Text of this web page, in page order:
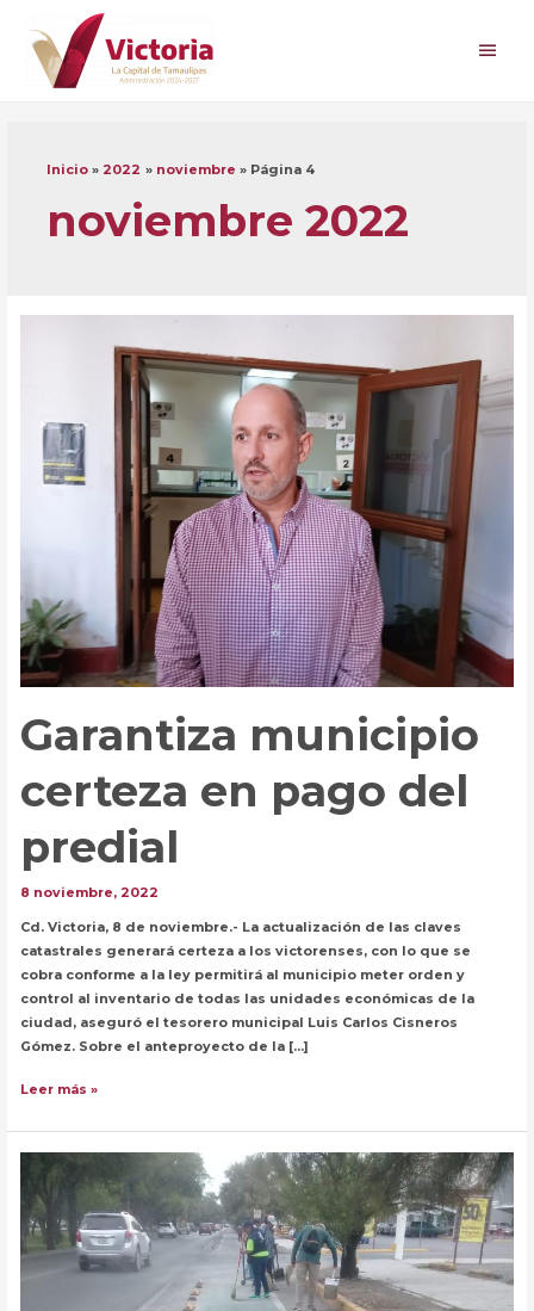
contenido
Inicio 2022 noviembre Página 4
noviembre 2022
Garantiza municipio
certeza en pago del
predial
8 noviembre, 2022
Cd. Victoria, 8 de noviembre.- La actualización de las claves
catastrales generará certeza a los victorenses, con lo que se
cobra conforme a la ley permitirá al municipio meter orden y
control al inventario de todas las unidades económicas de la
ciudad, aseguró el tesorero municipal Luis Carlos Cisneros
Gómez. Sobre el anteproyecto de la […]
Garantiza
certeza
pago
del
predial
Leer más »